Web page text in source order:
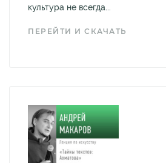
культура не всегда...
ПЕРЕЙТИ И СКАЧАТЬ